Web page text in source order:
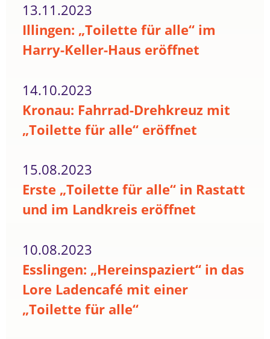
13.11.2023
Illingen: „Toilette für alle“ im
Harry-Keller-Haus eröffnet
14.10.2023
Kronau: Fahrrad-Drehkreuz mit
„Toilette für alle“ eröffnet
15.08.2023
Erste „Toilette für alle“ in Rastatt
und im Landkreis eröffnet
10.08.2023
Esslingen: „Hereinspaziert“ in das
Lore Ladencafé mit einer
„Toilette für alle“